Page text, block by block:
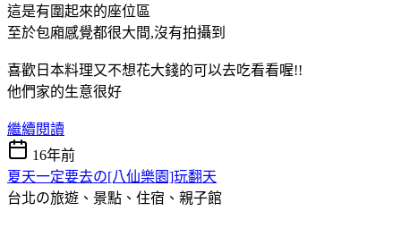
這是有圍起來的座位區
至於包廂感覺都很大間,沒有拍攝到
喜歡日本料理又不想花大錢的可以去吃看看喔!!
他們家的生意很好
繼續閱讀
16年前
夏天一定要去の[八仙樂園]玩翻天
台北の旅遊、景點、住宿、親子館